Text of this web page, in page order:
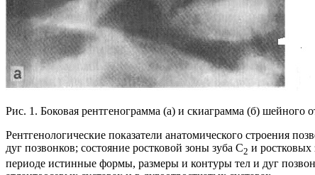
Рис. 1. Боковая рентгенограмма (а) и скиаграмма (б) шейного
Рентгенологические показатели анатомического строения
дуг позвонков; состояние ростковой зоны зуба С2 и
периоде истинные формы, размеры и контуры тел и дуг